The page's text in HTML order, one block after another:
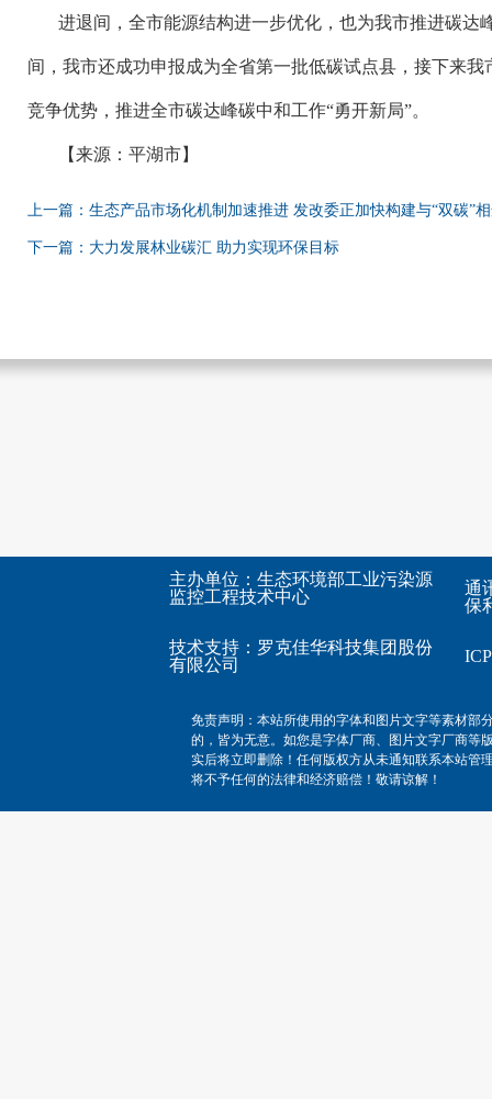
进退间，全市能源结构进一步优化，也为我市推进碳达
间，我市还成功申报成为全省第一批低碳试点县，接下来
竞争优势，推进全市碳达峰碳中和工作“勇开新局”。
【来源：平湖市】
上一篇：生态产品市场化机制加速推进 发改委正加快构建与“双碳”
下一篇：大力发展林业碳汇 助力实现环保目标
主办单位：生态环境部工业污染源
监控工程技术中心
技术支持： 罗克佳华科技集团股份
有限公司
通
保
免责声明：本站所使用的字体和图片文字等素材部
的，皆为无意。如您是字体厂商、图片文字厂商等
实后将立即删除！任何版权方从未通知联系本站管
将不予任何的法律和经济赔偿！敬请谅解！